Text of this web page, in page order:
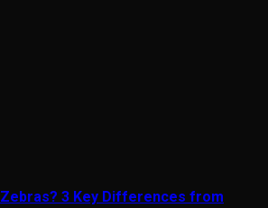
Zebras? 3 Key Differences from